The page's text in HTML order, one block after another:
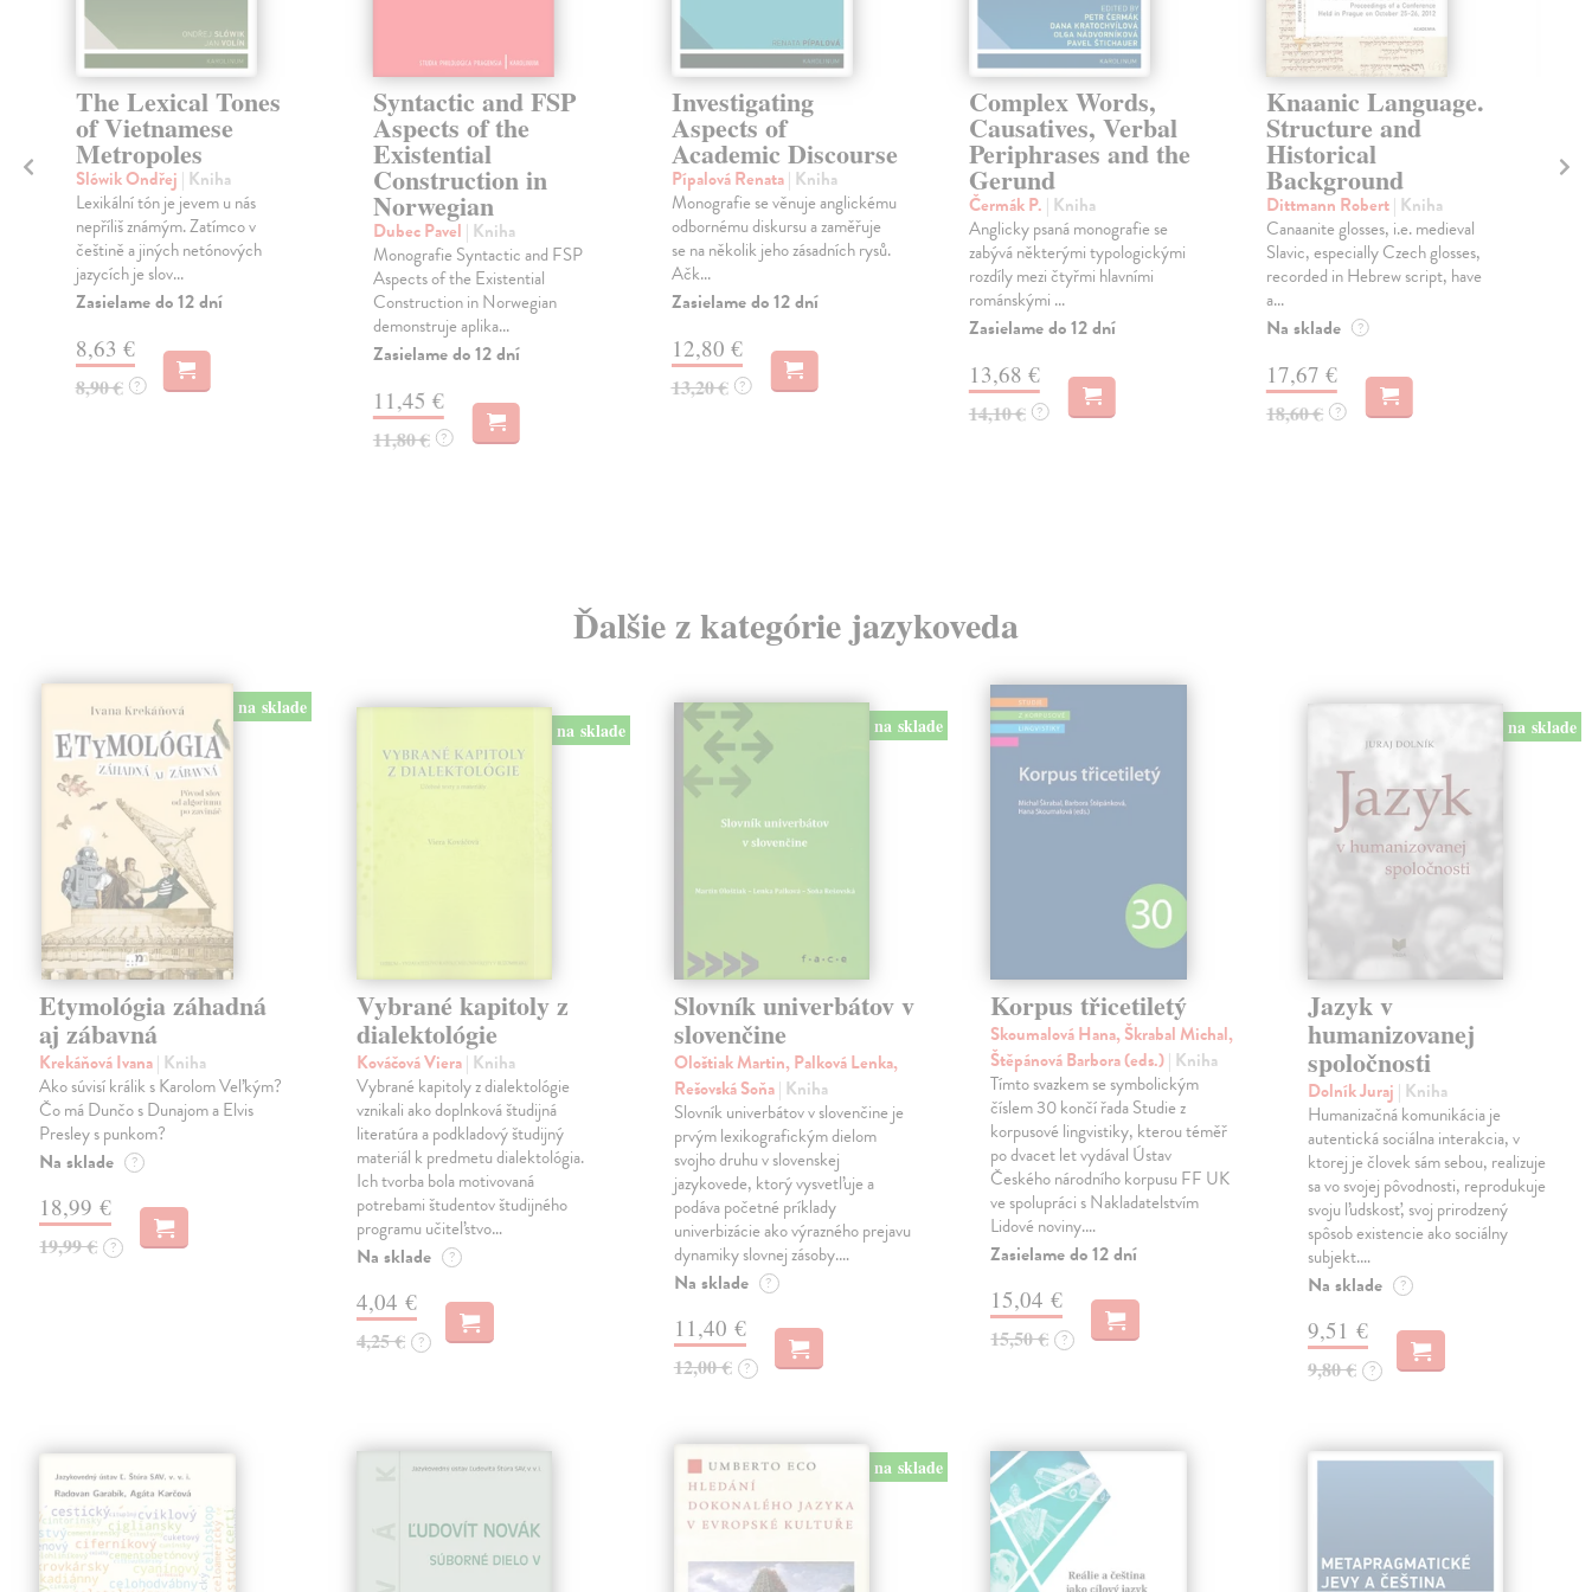
The Lexical Tones
of Vietnamese
Metropoles
Slówik Ondřej | Kniha
Lexikální tón je jevem u nás
nepříliš známým. Zatímco v
češtině a jiných netónových
jazycích je slov...
Zasielame do 12 dní
8,63 €
8,90 € ?
Syntactic and FSP
Aspects of the
Existential
Construction in
Norwegian
Dubec Pavel | Kniha
Monografie Syntactic and FSP
Aspects of the Existential
Construction in Norwegian
demonstruje aplika...
Zasielame do 12 dní
11,45 €
11,80 € ?
Investigating
Aspects of
Academic Discourse
Pípalová Renata| Kniha
Monografie se věnuje anglickému
odbornému diskursu a zaměřuje
se na několik jeho zásadních rysů.
Ačk...
Zasielame do 12 dní
12,80 €
13,20 € ?
Complex Words,
Causatives, Verbal
Periphrases and the
Gerund
Čermák P. | Kniha
Anglicky psaná monografie se
zabývá některými typologickými
rozdíly mezi čtyřmi hlavními
románskými ...
Zasielame do 12 dní
13,68 €
14,10 € ?
Knaanic Language.
Structure and
Historical
Background
Dittmann Robert| Kniha
Canaanite glosses, i.e. medieval
Slavic, especially Czech glosses,
recorded in Hebrew script, have
a...
Na sklade ?
17,67 €
18,60 € ?
Ďalšie z kategórie jazykoveda
na sklade
Etymológia záhadná
aj zábavná
Krekáňová Ivana| Kniha
Ako súvisí králik s Karolom Veľkým?
Čo má Dunčo s Dunajom a Elvis
Presley s punkom?
Na sklade ?
18,99 €
19,99 € ?
na sklade
Vybrané kapitoly z
dialektológie
Kováčová Viera| Kniha
Vybrané kapitoly z dialektológie
vznikali ako doplnková študijná
literatúra a podkladový študijný
materiál k predmetu dialektológia.
Ich tvorba bola motivovaná
potrebami študentov študijného
programu učiteľstvo…
Na sklade ?
4,04 €
4,25 € ?
na sklade
Slovník univerbátov v
slovenčine
Ološtiak Martin, Palková Lenka,
Rešovská Soňa| Kniha
Slovník univerbátov v slovenčine je
prvým lexikografickým dielom
svojho druhu v slovenskej
jazykovede, ktorý vysvetľuje a
podáva početné príklady
univerbizácie ako výrazného prejavu
dynamiky slovnej zásoby.…
Na sklade ?
11,40 €
12,00 € ?
Korpus třicetiletý
Skoumalová Hana, Škrabal Michal,
Štěpánová Barbora (eds.)| Kniha
Tímto svazkem se symbolickým
číslem 30 končí řada Studie z
korpusové lingvistiky, kterou téměř
po dvacet let vydával Ústav
Českého národního korpusu FF UK
ve spolupráci s Nakladatelstvím
Lidové noviny.…
Zasielame do 12 dní
15,04 €
15,50 € ?
na sklade
Jazyk v
humanizovanej
spoločnosti
Dolník Juraj | Kniha
Humanizačná komunikácia je
autentická sociálna interakcia, v
ktorej je človek sám sebou, realizuje
sa vo svojej pôvodnosti, reprodukuje
svoju ľudskosť, svoj prirodzený
spôsob existencie ako sociálny
subjekt.…
Na sklade ?
9,51 €
9,80 € ?
na sklade